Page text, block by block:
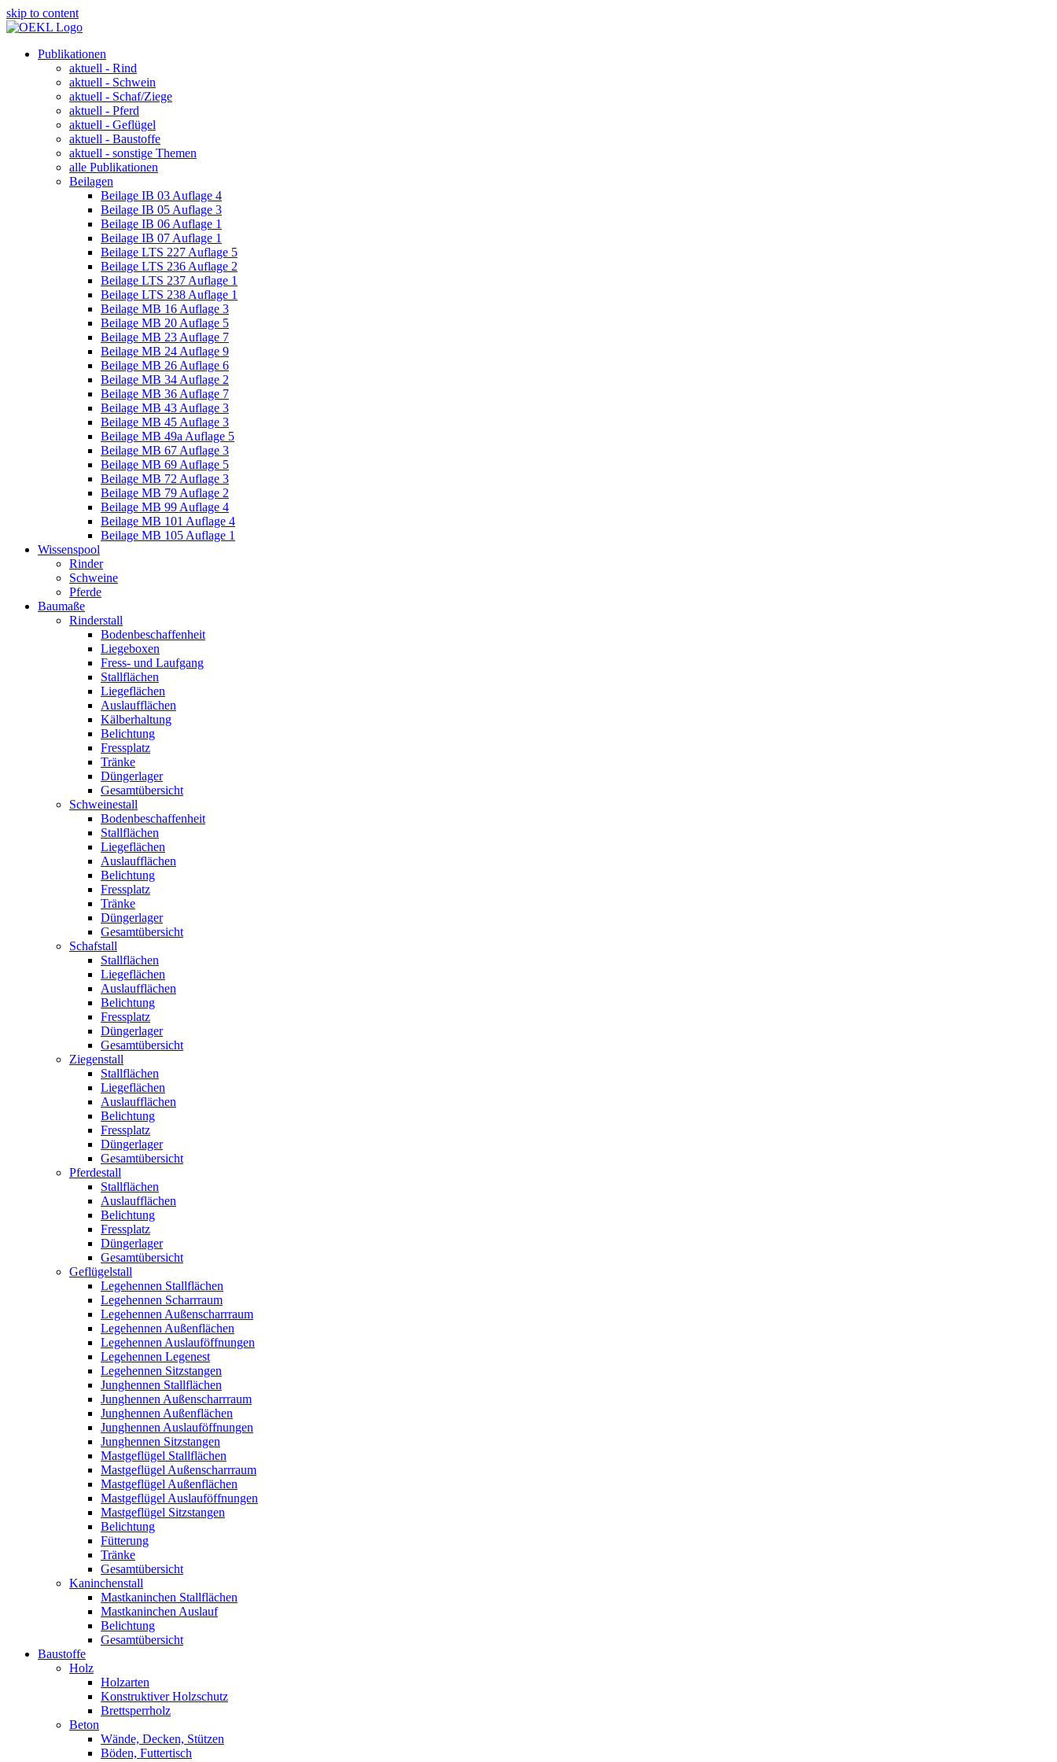
skip to content
Publikationen
aktuell - Rind
aktuell - Schwein
aktuell - Schaf/Ziege
aktuell - Pferd
aktuell - Geflügel
aktuell - Baustoffe
aktuell - sonstige Themen
alle Publikationen
Beilagen
Beilage IB 03 Auflage 4
Beilage IB 05 Auflage 3
Beilage IB 06 Auflage 1
Beilage IB 07 Auflage 1
Beilage LTS 227 Auflage 5
Beilage LTS 236 Auflage 2
Beilage LTS 237 Auflage 1
Beilage LTS 238 Auflage 1
Beilage MB 16 Auflage 3
Beilage MB 20 Auflage 5
Beilage MB 23 Auflage 7
Beilage MB 24 Auflage 9
Beilage MB 26 Auflage 6
Beilage MB 34 Auflage 2
Beilage MB 36 Auflage 7
Beilage MB 43 Auflage 3
Beilage MB 45 Auflage 3
Beilage MB 49a Auflage 5
Beilage MB 67 Auflage 3
Beilage MB 69 Auflage 5
Beilage MB 72 Auflage 3
Beilage MB 79 Auflage 2
Beilage MB 99 Auflage 4
Beilage MB 101 Auflage 4
Beilage MB 105 Auflage 1
Wissenspool
Rinder
Schweine
Pferde
Baumaße
Rinderstall
Bodenbeschaffenheit
Liegeboxen
Fress- und Laufgang
Stallflächen
Liegeflächen
Auslaufflächen
Kälberhaltung
Belichtung
Fressplatz
Tränke
Düngerlager
Gesamtübersicht
Schweinestall
Bodenbeschaffenheit
Stallflächen
Liegeflächen
Auslaufflächen
Belichtung
Fressplatz
Tränke
Düngerlager
Gesamtübersicht
Schafstall
Stallflächen
Liegeflächen
Auslaufflächen
Belichtung
Fressplatz
Düngerlager
Gesamtübersicht
Ziegenstall
Stallflächen
Liegeflächen
Auslaufflächen
Belichtung
Fressplatz
Düngerlager
Gesamtübersicht
Pferdestall
Stallflächen
Auslaufflächen
Belichtung
Fressplatz
Düngerlager
Gesamtübersicht
Geflügelstall
Legehennen Stallflächen
Legehennen Scharrraum
Legehennen Außenscharrraum
Legehennen Außenflächen
Legehennen Auslauföffnungen
Legehennen Legenest
Legehennen Sitzstangen
Junghennen Stallflächen
Junghennen Außenscharrraum
Junghennen Außenflächen
Junghennen Auslauföffnungen
Junghennen Sitzstangen
Mastgeflügel Stallflächen
Mastgeflügel Außenscharrraum
Mastgeflügel Außenflächen
Mastgeflügel Auslauföffnungen
Mastgeflügel Sitzstangen
Belichtung
Fütterung
Tränke
Gesamtübersicht
Kaninchenstall
Mastkaninchen Stallflächen
Mastkaninchen Auslauf
Belichtung
Gesamtübersicht
Baustoffe
Holz
Holzarten
Konstruktiver Holzschutz
Brettsperrholz
Beton
Wände, Decken, Stützen
Böden, Futtertisch